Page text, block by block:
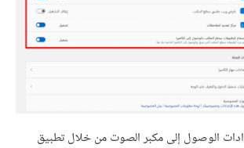
الوصول إلى مكبر الصوت من خلال تطبيق